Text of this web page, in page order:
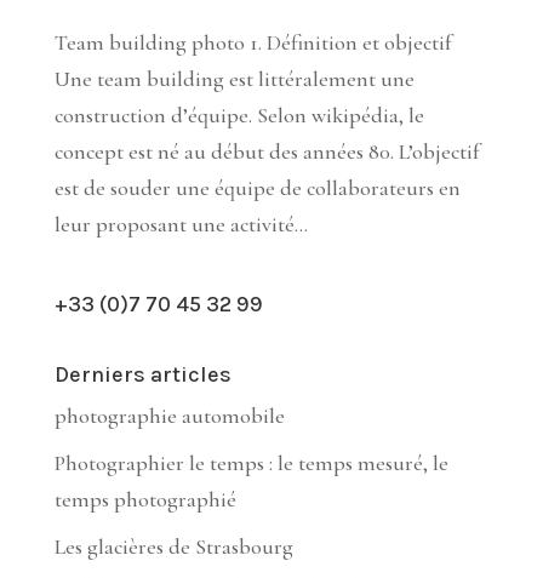
Team building photo 1. Définition et objectif
Une team building est littéralement une
construction d’équipe. Selon wikipédia, le
concept est né au début des années 80. L’objectif
est de souder une équipe de collaborateurs en
leur proposant une activité...
+33 (0)7 70 45 32 99
Derniers articles
photographie automobile
Photographier le temps : le temps mesuré, le
temps photographié
Les glacières de Strasbourg